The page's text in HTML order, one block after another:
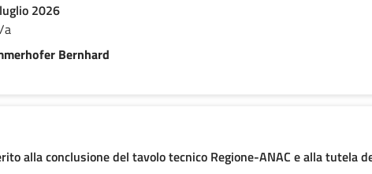
2026
a
Bernhard
alla conclusione del tavolo tecnico Regione-ANAC e alla tutela